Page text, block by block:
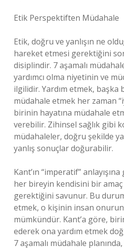
Etik Perspektiften Müdahale
Etik, doğru ve yanlışın ne
hareket etmesi gerektiğini
disiplindir. 7 aşamalı
yardımcı olma niyetinin ve
ilgilidir. Yardım etmek, başka
müdahale etmek her zaman
birinin hayatına müdahale
verebilir. Zihinsel sağlık gibi
müdahaleler, doğru şekilde
yanlış sonuçlar doğurabilir.
Kant’ın “imperatif”
her bireyin kendisini bir
gerektiğini savunur. Bu
etmek, o kişinin insan
mümkündür. Kant’a göre,
ederek ona yardım etmek
7 aşamalı müdahale